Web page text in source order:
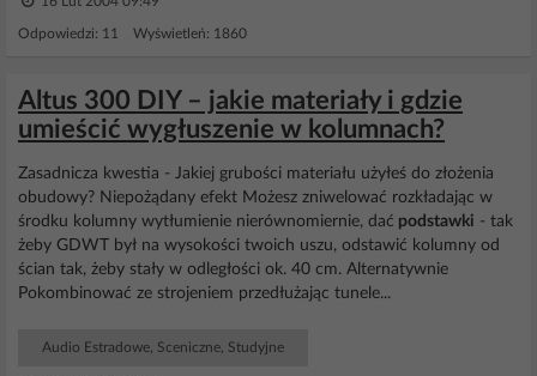
Odpowiedzi: 11 Wyświetleń: 1860
Altus 300 DIY – jakie materiały i gdzie
umieścić wygłuszenie w kolumnach?
Zasadnicza kwestia - Jakiej grubości materiału użyłeś do złożenia
obudowy? Niepożądany efekt Możesz zniwelować rozkładając w
środku kolumny wytłumienie nierównomiernie, dać podstawki - tak
żeby GDWT był na wysokości twoich uszu, odstawić kolumny od
ścian tak, żeby stały w odległości ok. 40 cm. Alternatywnie
Pokombinować ze strojeniem przedłużając tunele...
Audio Estradowe, Sceniczne, Studyjne